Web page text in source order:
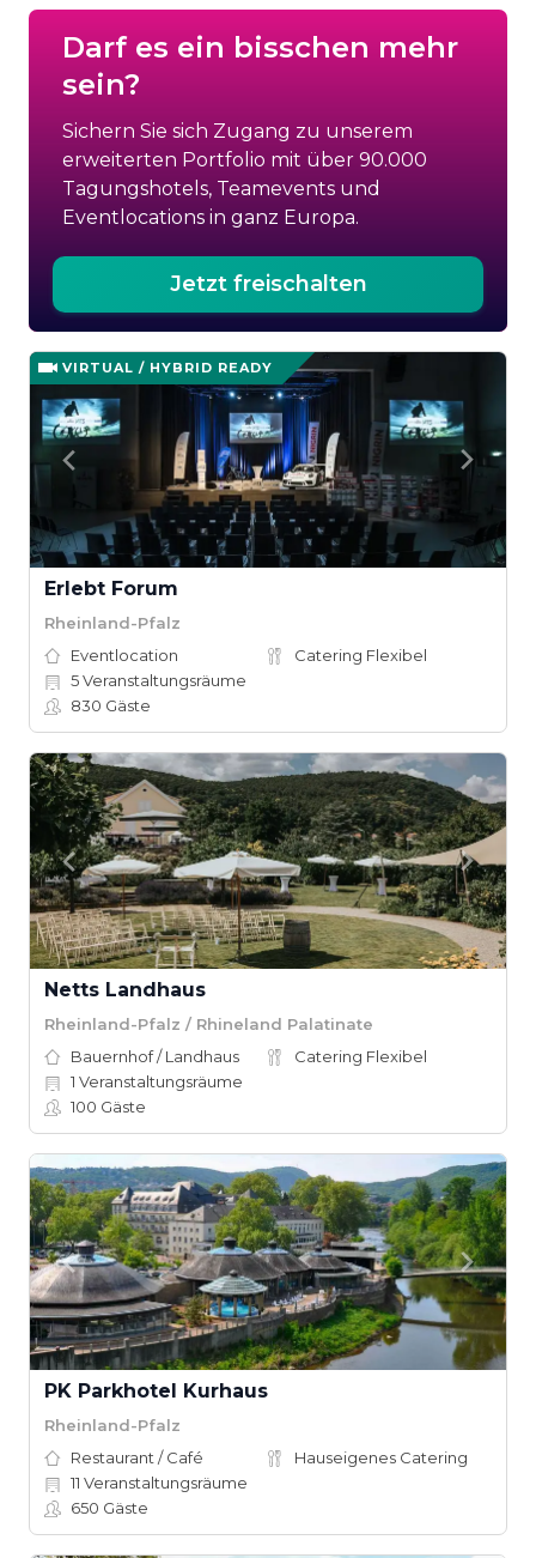
Darf es ein bisschen mehr
sein?
Sichern Sie sich Zugang zu unserem
erweiterten Portfolio mit über 90.000
Tagungshotels, Teamevents und
Eventlocations in ganz Europa.
Jetzt freischalten
VIRTUAL / HYBRID READY
Erlebt Forum
Rheinland-Pfalz
Eventlocation
Catering Flexibel
5Veranstaltungsräume
830 Gäste
Netts Landhaus
Rheinland-Pfalz / Rhineland Palatinate
Bauernhof / Landhaus
Catering Flexibel
1 Veranstaltungsräume
100 Gäste
PK Parkhotel Kurhaus
Rheinland-Pfalz
Restaurant / Café
Hauseigenes Catering
11 Veranstaltungsräume
650 Gäste